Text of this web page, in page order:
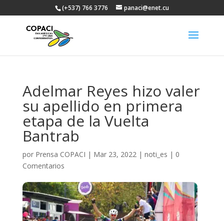
(+537) 766 3776 panaci@enet.cu
Adelmar Reyes hizo valer
su apellido en primera
etapa de la Vuelta
Bantrab
por Prensa COPACI | Mar 23, 2022| noti_es | 0
Comentarios